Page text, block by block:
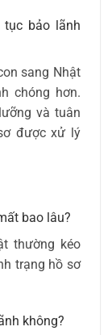
bảo lãnh
sang Nhật
chóng hơn.
và tuân
được xử lý
bao lâu?
thường kéo
trạng hồ sơ
không?